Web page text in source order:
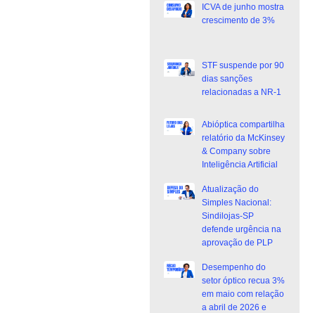
ICVA de junho mostra
crescimento de 3%
STF suspende por 90
dias sanções
relacionadas a NR-1
Abióptica compartilha
relatório da McKinsey
& Company sobre
Inteligência Artificial
Atualização do
Simples Nacional:
Sindilojas-SP
defende urgência na
aprovação de PLP
Desempenho do
setor óptico recua 3%
em maio com relação
a abril de 2026 e